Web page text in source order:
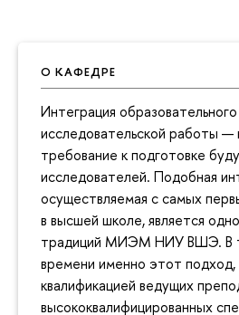
О КАФЕДРЕ
Интеграция
исследовательской работы
требование к подготовке
исследователей. Подобная
осуществляемая с самых
в высшей школе, является
традиций МИЭМ НИУ ВШЭ. В
времени именно этот подход,
квалификацией ведущих
высококвалифицированных